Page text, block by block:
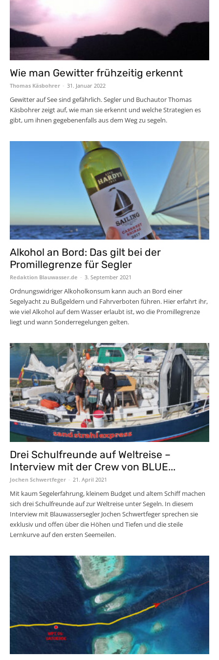
Wie man Gewitter frühzeitig erkennt
Thomas Käsbohrer - 31. Januar 2022
Gewitter auf See sind gefährlich. Segler und Buchautor Thomas
Käsbohrer zeigt auf, wie man sie erkennt und welche Strategien es
gibt, um ihnen gegebenenfalls aus dem Weg zu segeln.
Alkohol an Bord: Das gilt bei der
Promillegrenze für Segler
Redaktion Blauwasser.de - 3. September 2021
Ordnungswidriger Alkoholkonsum kann auch an Bord einer
Segelyacht zu Bußgeldern und Fahrverboten führen. Hier erfahrt ihr,
wie viel Alkohol auf dem Wasser erlaubt ist, wo die Promillegrenze
liegt und wann Sonderregelungen gelten.
Drei Schulfreunde auf Weltreise –
Interview mit der Crew von BLUE...
Jochen Schwertfeger - 21. April 2021
Mit kaum Segelerfahrung, kleinem Budget und altem Schiff machen
sich drei Schulfreunde auf zur Weltreise unter Segeln. In diesem
Interview mit Blauwassersegler Jochen Schwertfeger sprechen sie
exklusiv und offen über die Höhen und Tiefen und die steile
Lernkurve auf den ersten Seemeilen.